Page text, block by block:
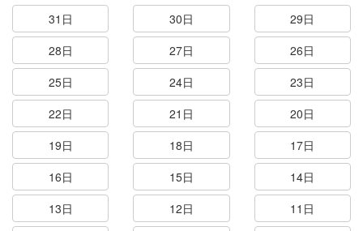
31日 30日
29日
28日
27日
26日
25日
24日
23日
22日
21日
20日
19日
18日
17日
16日
15日
14日
13日
12日
11日